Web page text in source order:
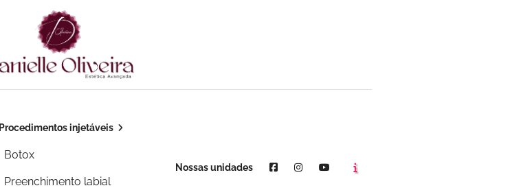
Procedimentos injetáveis
Botox
Preenchimento labial
Nossas unidades Youtube